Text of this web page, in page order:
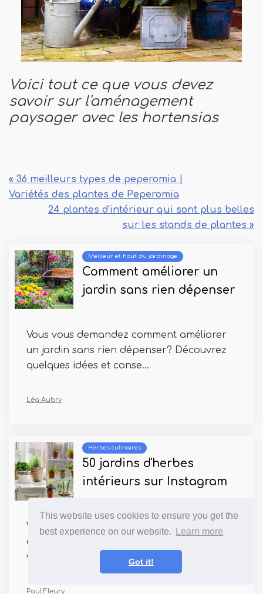
This website uses cookies to ensure you get the
best experience on our website.
Learn more
Got it!
Voici tout ce que vous devez
savoir sur l'aménagement
paysager avec les hortensias
« 36 meilleurs types de peperomia |
Variétés des plantes de Peperomia
24 plantes d'intérieur qui sont plus belles
sur les stands de plantes »
Meilleur et haut du jardinage
Comment améliorer un
jardin sans rien dépenser
Vous vous demandez comment améliorer
un jardin sans rien dépenser? Découvrez
quelques idées et conse...
Léa Aubry
Herbes culinaires
50 jardins d'herbes
intérieurs sur Instagram
Vous voulez introduire des herbes fraîches
à votre cuisine et augmenter la saveur de
vos repas sans ...
Paul Fleury